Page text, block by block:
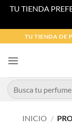
TU TIENDA
al
contenido
TU TIENDA DE
Buscar
por:
INICIO /